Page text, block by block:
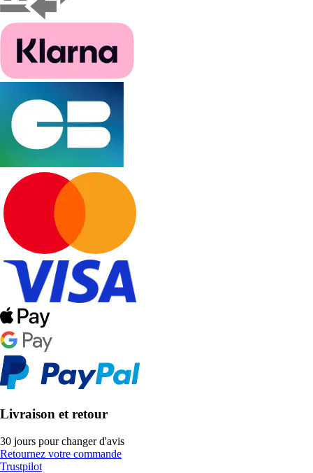
Livraison et retour
30 jours pour changer d'avis
Retournez votre commande
Trustpilot